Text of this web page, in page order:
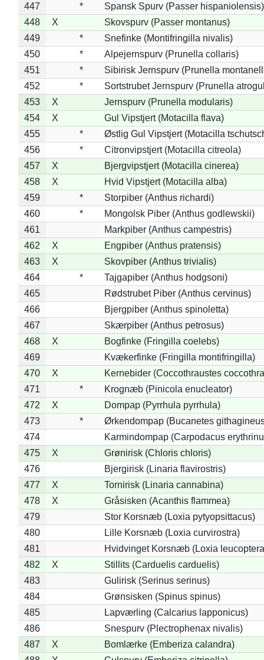
447
*
Spansk Spurv (Passer hispaniolensis)
448
X
Skovspurv (Passer montanus)
449
*
Snefinke (Montifringilla nivalis)
450
*
Alpejernspurv (Prunella collaris)
451
*
Sibirisk Jernspurv (Prunella
452
*
Sortstrubet Jernspurv (Prunella
453
X
Jernspurv (Prunella modularis)
454
X
Gul Vipstjert (Motacilla flava)
455
*
Østlig Gul Vipstjert (Motacilla
456
*
Citronvipstjert (Motacilla citreola)
457
X
Bjergvipstjert (Motacilla cinerea)
458
X
Hvid Vipstjert (Motacilla alba)
459
*
Storpiber (Anthus richardi)
460
*
Mongolsk Piber (Anthus godlewskii)
461
Markpiber (Anthus campestris)
462
X
Engpiber (Anthus pratensis)
463
X
Skovpiber (Anthus trivialis)
464
*
Tajgapiber (Anthus hodgsoni)
465
Rødstrubet Piber (Anthus cervinus)
466
Bjergpiber (Anthus spinoletta)
467
Skærpiber (Anthus petrosus)
468
X
Bogfinke (Fringilla coelebs)
469
Kvækerfinke (Fringilla montifringilla)
470
X
Kernebider (Coccothraustes
471
*
Krognæb (Pinicola enucleator)
472
X
Dompap (Pyrrhula pyrrhula)
473
*
Ørkendompap (Bucanetes
474
Karmindompap (Carpodacus
475
X
Grønirisk (Chloris chloris)
476
Bjergirisk (Linaria flavirostris)
477
X
Tornirisk (Linaria cannabina)
478
X
Gråsisken (Acanthis flammea)
479
Stor Korsnæb (Loxia pytyopsittacus)
480
Lille Korsnæb (Loxia curvirostra)
481
Hvidvinget Korsnæb (Loxia
482
X
Stillits (Carduelis carduelis)
483
Gulirisk (Serinus serinus)
484
Grønsisken (Spinus spinus)
485
Lapværling (Calcarius lapponicus)
486
Snespurv (Plectrophenax nivalis)
487
X
Bomlærke (Emberiza calandra)